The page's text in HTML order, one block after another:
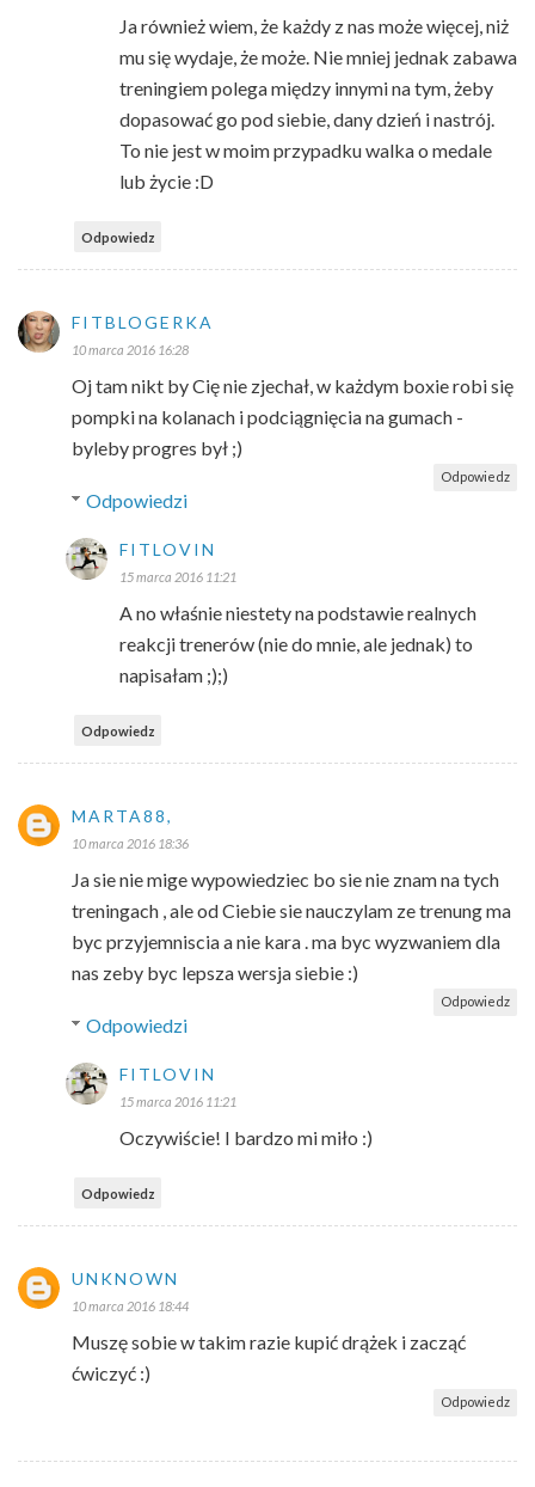
Ja również wiem, że każdy z nas może więcej, niż
mu się wydaje, że może. Nie mniej jednak zabawa
treningiem polega między innymi na tym, żeby
dopasować go pod siebie, dany dzień i nastrój.
To nie jest w moim przypadku walka o medale
lub życie :D
Odpowiedz
FITBLOGERKA
10 marca 2016 16:28
Oj tam nikt by Cię nie zjechał, w każdym boxie robi się
pompki na kolanach i podciągnięcia na gumach -
byleby progres był ;)
Odpowiedz
Odpowiedzi
FITLOVIN
15 marca 2016 11:21
A no właśnie niestety na podstawie realnych
reakcji trenerów (nie do mnie, ale jednak) to
napisałam ;);)
Odpowiedz
MARTA88,
10 marca 2016 18:36
Ja sie nie mige wypowiedziec bo sie nie znam na tych
treningach , ale od Ciebie sie nauczylam ze trenung ma
byc przyjemniscia a nie kara . ma byc wyzwaniem dla
nas zeby byc lepsza wersja siebie :)
Odpowiedz
Odpowiedzi
FITLOVIN
15 marca 2016 11:21
Oczywiście! I bardzo mi miło :)
Odpowiedz
UNKNOWN
10 marca 2016 18:44
Muszę sobie w takim razie kupić drążek i zacząć
ćwiczyć :)
Odpowiedz